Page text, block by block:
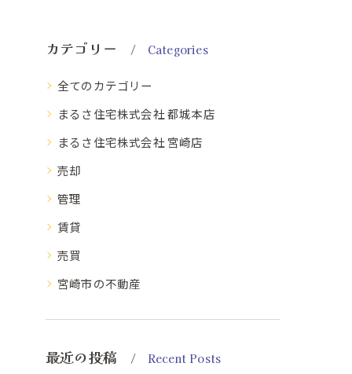
カテゴリー Categories
全てのカテゴリー
まるさ住宅株式会社 都城本店
まるさ住宅株式会社 宮崎店
売却
管理
賃貸
売買
宮崎市の不動産
最近の投稿 Recent Posts